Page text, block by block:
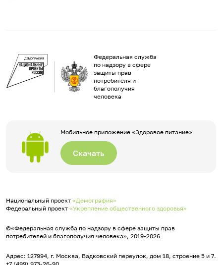
Федеральная служба
по надзору в сфере
защиты прав
потребителя и
благополучия
человека
Мобильное приложение «Здоровое питание»
Скачать
Национальный проект «Демография»
Федеральный проект «Укрепление общественного здоровья»
©«Федеральная служба по надзору в сфере защиты прав
потребителей и благополучия человека», 2019-2026
Адрес: 127994, г. Москва, Вадковский переулок, дом 18, строение 5 и 7.